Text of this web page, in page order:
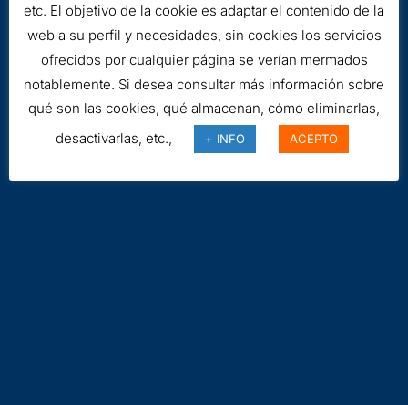
etc. El objetivo de la cookie es adaptar el contenido de la
web a su perfil y necesidades, sin cookies los servicios
ofrecidos por cualquier página se verían mermados
notablemente. Si desea consultar más información sobre
qué son las cookies, qué almacenan, cómo eliminarlas,
desactivarlas, etc.,
+ INFO ACEPTO